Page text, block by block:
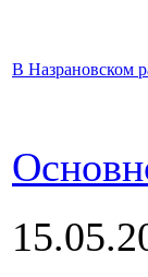
В Назрановском